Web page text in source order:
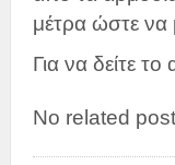
μέτρα ώστε να
Για να δείτε
No related